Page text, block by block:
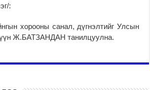
:
хорооны санал, дүгнэлтийг Улсын
Ж.БАТЗАНДАН танилцуулна.